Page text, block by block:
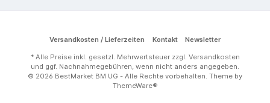
Versandkosten / Lieferzeiten Kontakt Newsletter
* Alle Preise inkl. gesetzl. Mehrwertsteuer zzgl. Versandkosten
und ggf. Nachnahmegebühren, wenn nicht anders angegeben.
© 2026 BestMarket BM UG - Alle Rechte vorbehalten. Theme by
ThemeWare®